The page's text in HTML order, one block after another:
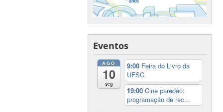
Eventos
AGO
10
seg
9:00 Feira do Livro da
UFSC
19:00Cine paredão:
programação de rec...